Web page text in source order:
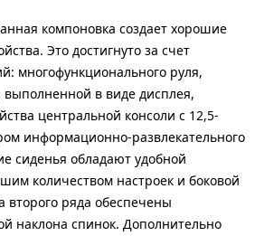
компоновка создает хорошие
Это достигнуто за счет
многофункционального руля,
в виде дисплея,
центральной консоли с 12,5-
информационно-развлекательного
сиденья обладают удобной
количеством настроек и боковой
второго ряда обеспечены
наклона спинок. Дополнительно